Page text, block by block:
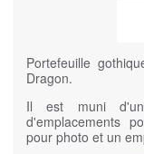
Portefeuille
Dragon.
Il est muni d'un
d'emplacements
pour photo et un